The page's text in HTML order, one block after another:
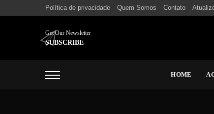
Política de privacidade Quem Somos Contato
Get Our Newsletter
SUBSCRIBE
HOME